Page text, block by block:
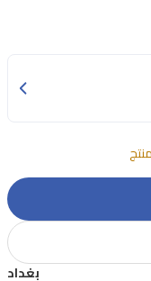
بغداد